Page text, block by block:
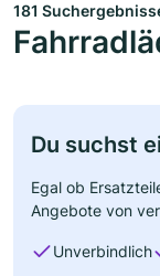
181
Du suchst
Egal ob
Angebote von
Unverbindlich